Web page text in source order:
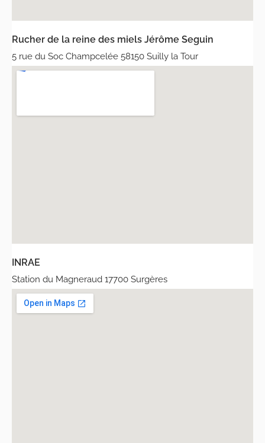
Rucher de la reine des miels Jérôme Seguin
5 rue du Soc Champcelée 58150 Suilly la Tour
INRAE
Station du Magneraud 17700 Surgères